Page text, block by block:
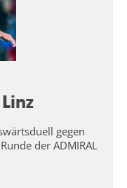
gegen
der ADMIRAL